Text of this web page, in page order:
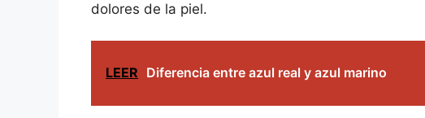
dolores de la piel.
LEER Diferencia entre azul real y azul marino